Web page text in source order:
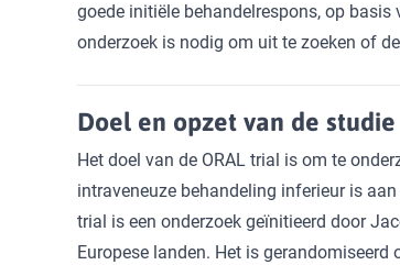
goede initiële behandelrespons, op basis
onderzoek is nodig om uit te zoeken of
Doel en opzet van de studie
Het doel van de ORAL trial is om te
intraveneuze behandeling inferieur is
trial is een onderzoek geïnitieerd door
Europese landen. Het is